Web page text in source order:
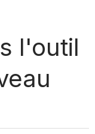
l'outil